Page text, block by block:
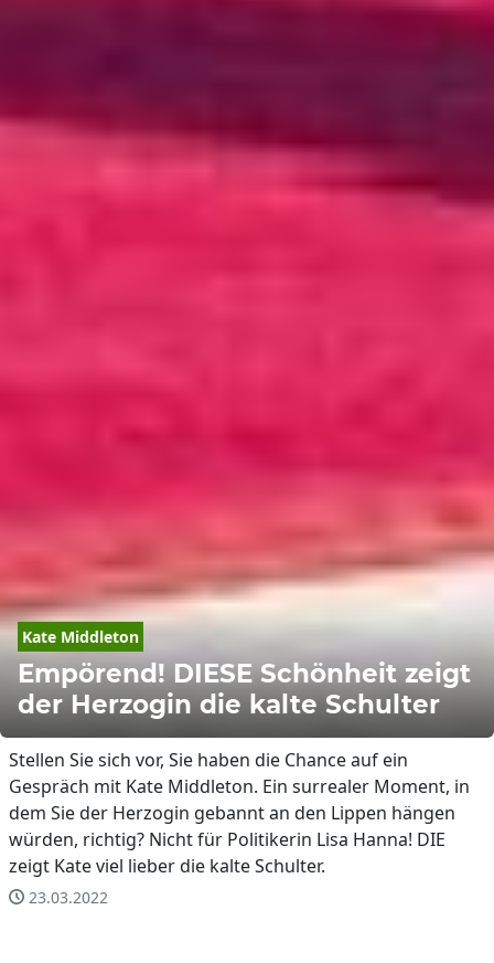
Kate Middleton
Empörend! DIESE Schönheit zeigt
der Herzogin die kalte Schulter
Stellen Sie sich vor, Sie haben die Chance auf ein
Gespräch mit Kate Middleton. Ein surrealer Moment, in
dem Sie der Herzogin gebannt an den Lippen hängen
würden, richtig? Nicht für Politikerin Lisa Hanna! DIE
zeigt Kate viel lieber die kalte Schulter.
23.03.2022